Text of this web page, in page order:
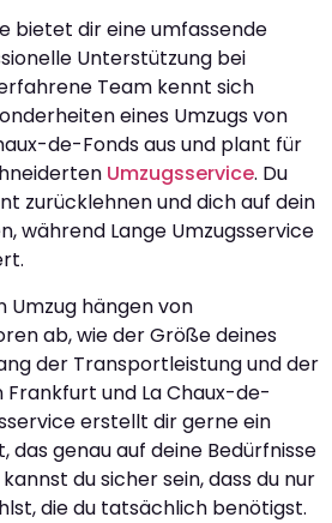
bietet dir eine umfassende
Unterstützung bei
Team kennt sich
eines Umzugs von
de-Fonds aus und plant für
Umzugsservice. Du
zurücklehnen und dich auf dein
während Lange Umzugsservice
Umzug hängen von
ab, wie der Größe deines
der Transportleistung und der
Frankfurt und La Chaux-de-
erstellt dir gerne ein
das genau auf deine Bedürfnisse
du sicher sein, dass du nur
die du tatsächlich benötigst.